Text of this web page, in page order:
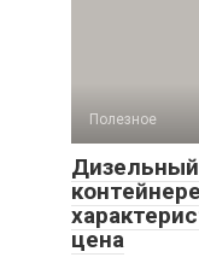
Полезное
Дизельный
цена